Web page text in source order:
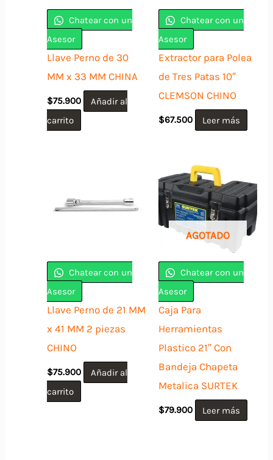
Chatear con un
Asesor
Llave Perno de 30
MM x 33 MM CHINA
$75.900
Añadir al
carrito
Chatear con un
Asesor
Extractor para Polea
de Tres Patas 10″
CLEMSON CHINO
$67.500 Leer más
Chatear con un
Asesor
Llave Perno de 21 MM
x 41 MM 2 piezas
CHINO
$75.900
Añadir al
carrito
AGOTADO
Chatear con un
Asesor
Caja Para
Herramientas
Plastico 21″ Con
Bandeja Chapeta
Metalica SURTEK
$79.900 Leer más